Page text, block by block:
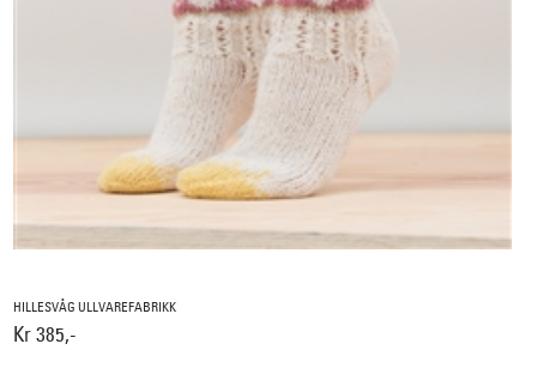
HILLESVÅG ULLVAREFABRIKK
Kr 385,-